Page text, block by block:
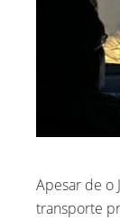
Apesar de o
transporte